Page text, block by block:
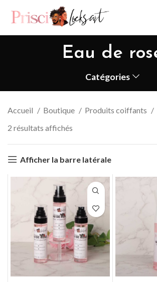
Eau de
Catégories
Accueil Boutique Produits coiffants
2 résultats affichés
Afficher la barre latérale